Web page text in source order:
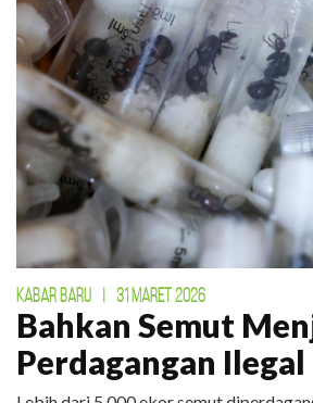
KABAR BARU 31 MARET 2026
Bahkan Semut
Perdagangan Ilegal